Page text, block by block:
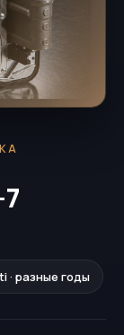
· разные годы